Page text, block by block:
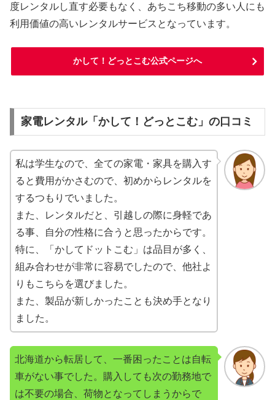
度レンタルし直す必要もなく、あちこち移動の多い人にも
利用価値の高いレンタルサービスとなっています。
かして！どっとこむ公式ページへ
家電レンタル「かして！どっとこむ」の口コミ
私は学生なので、全ての家電・家具を購入す
ると費用がかさむので、初めからレンタルを
するつもりでいました。
また、レンタルだと、引越しの際に身軽であ
る事、自分の性格に合うと思ったからです。
特に、「かしてドットこむ」は品目が多く、
組み合わせが非常に容易でしたので、他社よ
りもこちらを選びました。
また、製品が新しかったことも決め手となり
ました。
北海道から転居して、一番困ったことは自転
車がない事でした。購入しても次の勤務地で
は不要の場合、荷物となってしまうからで